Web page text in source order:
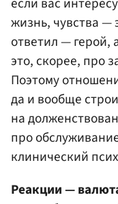
жизнь, чувства —
ответил — герой,
это, скорее, про
Поэтому
да и вообще
на
про
клинический
Реакции —